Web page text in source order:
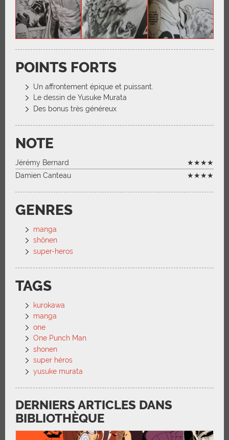
POINTS FORTS
Un affrontement épique et puissant.
Le dessin de Yusuke Murata
Des bonus très généreux
NOTE
Jérémy Bernard
★★★★
Damien Canteau
★★★★
GENRES
manga
shônen
super-heros
TAGS
kurokawa
manga
one
One Punch Man
shonen
super héros
yusuke murata
DERNIERS ARTICLES DANS
BIBLIOTHÈQUE